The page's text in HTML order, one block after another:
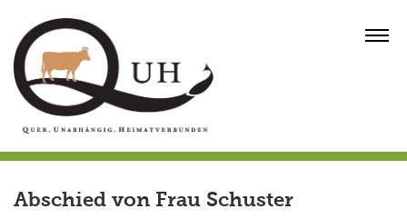
content
Abschied von Frau Schuster